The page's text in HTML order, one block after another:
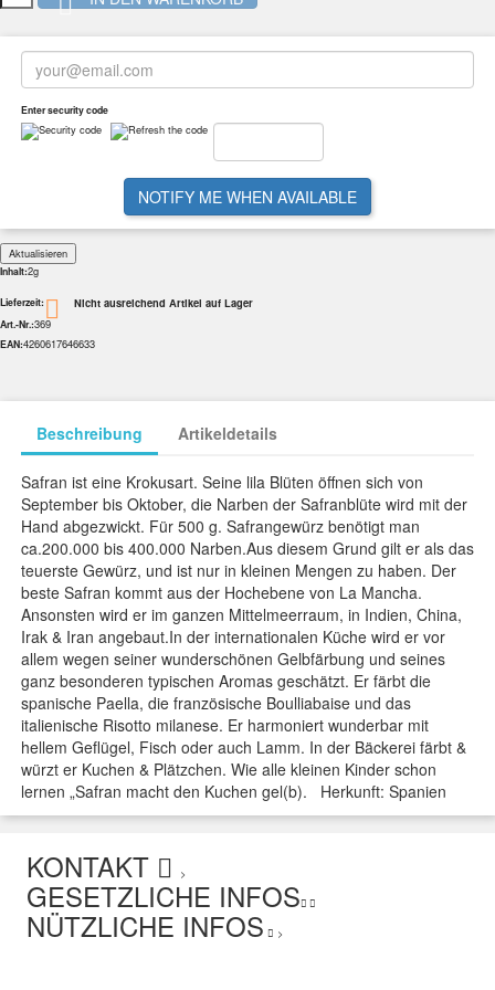
Enter security code
NOTIFY ME WHEN AVAILABLE
Inhalt:2g
Lieferzeit:  Nicht ausreichend Artikel auf Lager
Art.-Nr.:369
EAN:4260617646633
Beschreibung Artikeldetails
Safran ist eine Krokusart. Seine lila Blüten öffnen sich von
September bis Oktober, die Narben der Safranblüte wird mit der
Hand abgezwickt. Für 500 g. Safrangewürz benötigt man
ca.200.000 bis 400.000 Narben.Aus diesem Grund gilt er als das
teuerste Gewürz, und ist nur in kleinen Mengen zu haben. Der
beste Safran kommt aus der Hochebene von La Mancha.
Ansonsten wird er im ganzen Mittelmeerraum, in Indien, China,
Irak & Iran angebaut.In der internationalen Küche wird er vor
allem wegen seiner wunderschönen Gelbfärbung und seines
ganz besonderen typischen Aromas geschätzt. Er färbt die
spanische Paella, die französische Boulliabaise und das
italienische Risotto milanese. Er harmoniert wunderbar mit
hellem Geflügel, Fisch oder auch Lamm. In der Bäckerei färbt &
würzt er Kuchen & Plätzchen. Wie alle kleinen Kinder schon
lernen „Safran macht den Kuchen gel(b). Herkunft: Spanien
KONTAKT >
GESETZLICHE INFOS
NÜTZLICHE INFOS >